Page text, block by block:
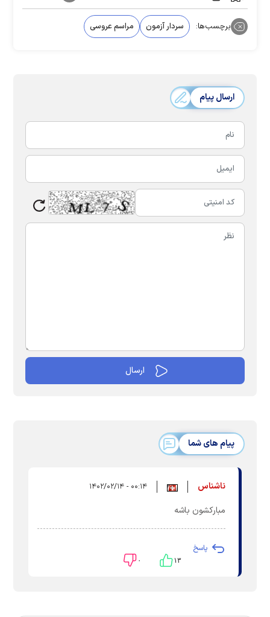
برچسب‌ها: سردار آزمون مراسم عروسی
ارسال پیام
پیام های شما
ناشناس ۰۰:۱۴ - ۱۴۰۲/۰۲/۱۴
مبارکشون باشه
پاسخ
۱۳ ۰